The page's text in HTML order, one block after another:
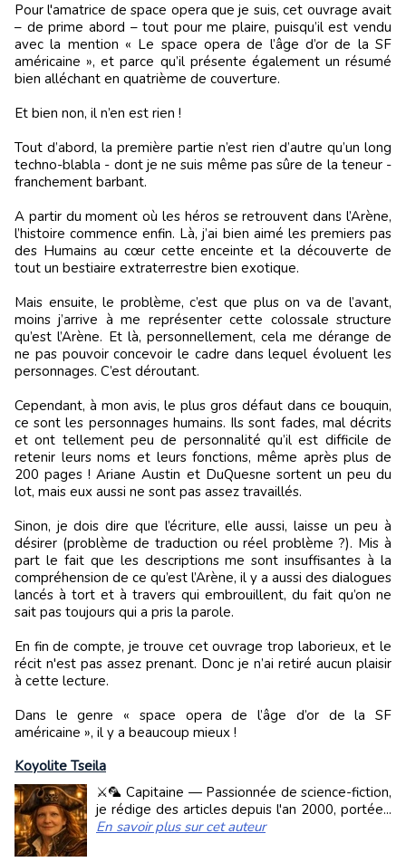
Pour l'amatrice de space opera que je suis, cet ouvrage avait
– de prime abord – tout pour me plaire, puisqu’il est vendu
avec la mention « Le space opera de l’âge d’or de la SF
américaine », et parce qu’il présente également un résumé
bien alléchant en quatrième de couverture.
Et bien non, il n’en est rien !
Tout d’abord, la première partie n’est rien d’autre qu’un long
techno-blabla - dont je ne suis même pas sûre de la teneur -
franchement barbant.
A partir du moment où les héros se retrouvent dans l’Arène,
l’histoire commence enfin. Là, j’ai bien aimé les premiers pas
des Humains au cœur cette enceinte et la découverte de
tout un bestiaire extraterrestre bien exotique.
Mais ensuite, le problème, c’est que plus on va de l’avant,
moins j’arrive à me représenter cette colossale structure
qu’est l’Arène. Et là, personnellement, cela me dérange de
ne pas pouvoir concevoir le cadre dans lequel évoluent les
personnages. C’est déroutant.
Cependant, à mon avis, le plus gros défaut dans ce bouquin,
ce sont les personnages humains. Ils sont fades, mal décrits
et ont tellement peu de personnalité qu’il est difficile de
retenir leurs noms et leurs fonctions, même après plus de
200 pages ! Ariane Austin et DuQuesne sortent un peu du
lot, mais eux aussi ne sont pas assez travaillés.
Sinon, je dois dire que l’écriture, elle aussi, laisse un peu à
désirer (problème de traduction ou réel problème ?). Mis à
part le fait que les descriptions me sont insuffisantes à la
compréhension de ce qu’est l’Arène, il y a aussi des dialogues
lancés à tort et à travers qui embrouillent, du fait qu’on ne
sait pas toujours qui a pris la parole.
En fin de compte, je trouve cet ouvrage trop laborieux, et le
récit n'est pas assez prenant. Donc je n’ai retiré aucun plaisir
à cette lecture.
Dans le genre « space opera de l’âge d’or de la SF
américaine », il y a beaucoup mieux !
Koyolite Tseila
⚔️🦜 Capitaine — Passionnée de science-fiction,
je rédige des articles depuis l'an 2000, portée...
En savoir plus sur cet auteur